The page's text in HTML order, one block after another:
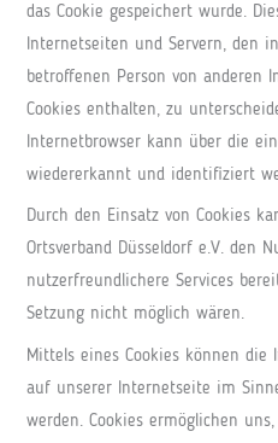
das Cookie gespeichert wurde.
Internetseiten und Servern, den
betroffenen Person von anderen
Cookies enthalten, zu
Internetbrowser kann über die
wiedererkannt und identifiziert
Durch den Einsatz von Cookies
Ortsverband Düsseldorf e.V. den
nutzerfreundlichere Services
Setzung nicht möglich wären.
Mittels eines Cookies können die
auf unserer Internetseite im
werden. Cookies ermöglichen